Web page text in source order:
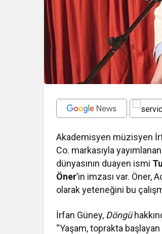
Akademisyen müzisyen
Co. markasıyla
dünyasının duayen ismi
Öner’in imzası var.
olarak yeteneğini bu
İrfan Güney, Döngü
“Yaşam, toprakta